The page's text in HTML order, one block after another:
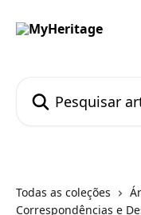
Todas as coleções
Correspondências e